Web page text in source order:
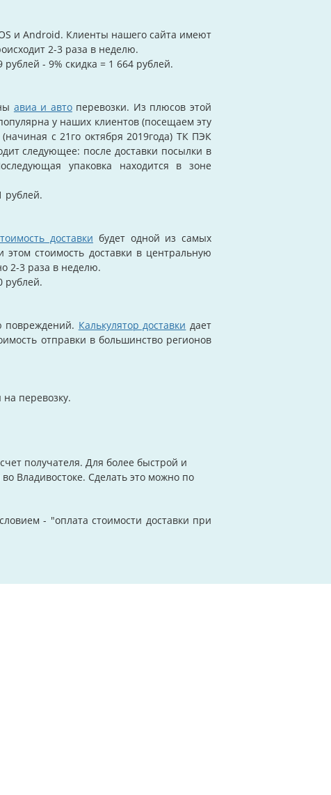
и Android. Клиенты нашего сайта имеют
2-3 раза в неделю.
рублей - 9% скидка = 1 664 рублей.
авиа и автоперевозки. Из плюсов этой
у наших клиентов (посещаем эту
с 21го октября 2019года) ТК ПЭК
следующее: после доставки посылки в
упаковка находится в зоне
рублей.
доставки будет одной из самых
стоимость доставки в центральную
2-3 раза в неделю.
рублей.
повреждений. Калькулятор доставки дает
отправки в большинство регионов
перевозку.
получателя. Для более быстрой и
Владивостоке. Сделать это можно по
- "оплата стоимости доставки при